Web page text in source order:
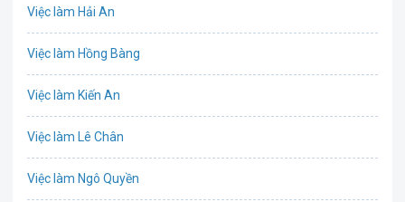
Việc làm Hải An
Việc làm Hồng Bàng
Việc làm Kiến An
Việc làm Lê Chân
Việc làm Ngô Quyền